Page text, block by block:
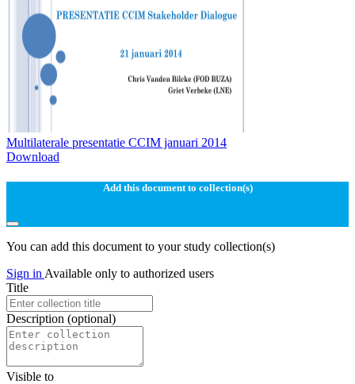
Multilaterale presentatie CCIM januari 2014
Download
Add this document to collection(s)
You can add this document to your study collection(s)
Sign in Available only to authorized users
Title
Description (optional)
Visible to